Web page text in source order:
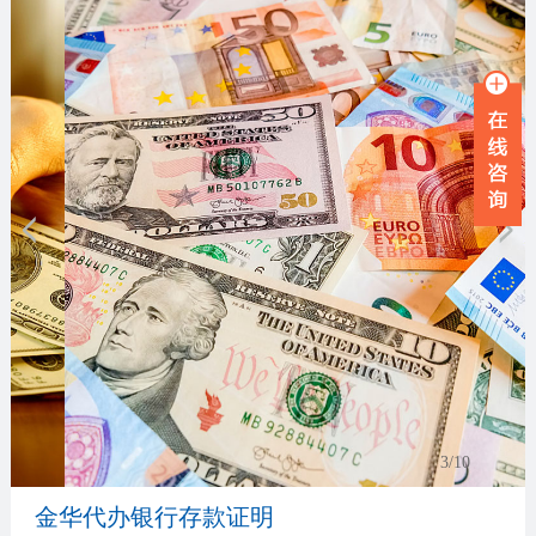
水
项
目
资
讯
牌
故
事
联
系
我
们
3/10
金华代办银行存款证明